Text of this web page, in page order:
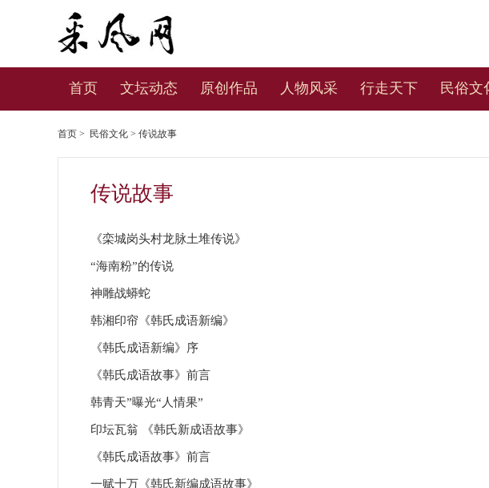
首页 文坛动态 原创作品 人物风采 行走天下 民俗文
首页 > 民俗文化 > 传说故事
传说故事
《栾城岗头村龙脉土堆传说》
“海南粉”的传说
神雕战蟒蛇
韩湘印帘《韩氏成语新编》
《韩氏成语新编》序
《韩氏成语故事》前言
韩青天”曝光“人情果”
印坛瓦翁 《韩氏新成语故事》
《韩氏成语故事》前言
一赋十万《韩氏新编成语故事》